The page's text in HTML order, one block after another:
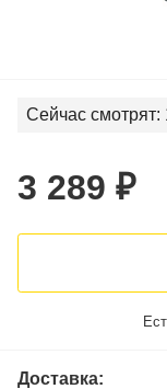
Сейчас смотрят:
3 289
Доставка: